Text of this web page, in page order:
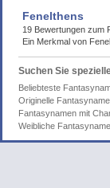
Fenelthens
19 Bewertungen zum
Ein Merkmal von
Suchen Sie
Beliebteste
Originelle
Fantasynamen mit
Weibliche